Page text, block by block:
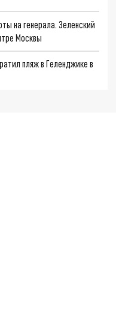
на генерала. Зеленский
Москвы
пляж в Геленджике в